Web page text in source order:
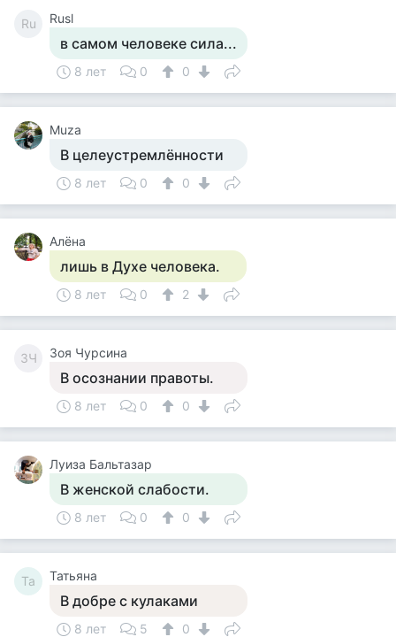
Ru Rusl
в самом человеке сила...
8 лет 0 0
Muza
В целеустремлённости
8 лет 0 0
Алёна
лишь в Духе человека.
8 лет 0 2
ЗЧ Зоя Чурсина
В осознании правоты.
8 лет 0 0
Луиза Бальтазар
В женской слабости.
8 лет 0 0
Та Татьяна
В добре с кулаками
8 лет 5 0